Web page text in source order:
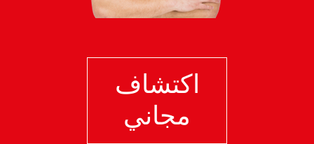
اكتشاف
مجاني